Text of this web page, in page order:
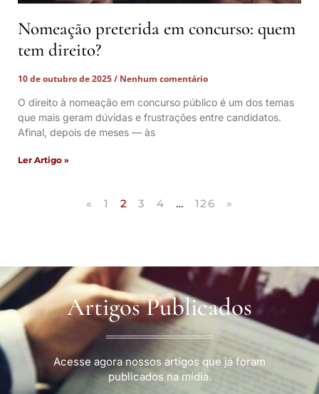
Nomeação preterida em concurso: quem
tem direito?
10 de outubro de 2025
Nenhum comentário
O direito à nomeação em concurso público é um dos temas
que mais geram dúvidas e frustrações entre candidatos.
Afinal, depois de meses — às
Ler Artigo »
« 1 2 3 4 … 126 »
Artigos Publicados
Acesse agora nossos artigos que já foram
publicados na mídia.